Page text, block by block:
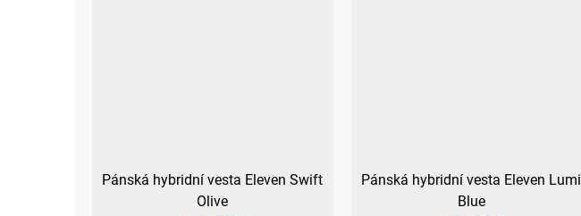
Pánská hybridní vesta Eleven Swift
Olive
Pánská hybridní vesta Eleven Lumi
Blue